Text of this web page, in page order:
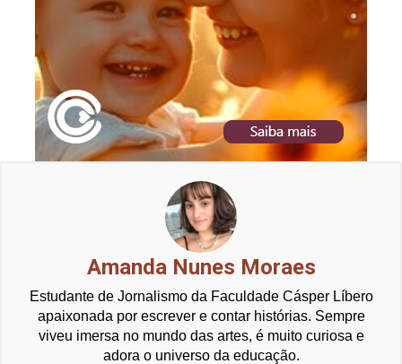
Amanda Nunes Moraes
Estudante de Jornalismo da Faculdade Cásper Líbero
apaixonada por escrever e contar histórias. Sempre
viveu imersa no mundo das artes, é muito curiosa e
adora o universo da educação.